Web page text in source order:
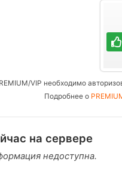
VIP необходимо
Подробнее о
на сервере
недоступна.